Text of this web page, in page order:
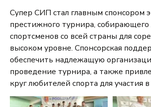
Супер СИП стал главным спонсором
престижного турнира, собирающего
спортсменов со всей страны для
высоком уровне. Спонсорская
обеспечить надлежащую
проведение турнира, а также
круг любителей спорта для участия